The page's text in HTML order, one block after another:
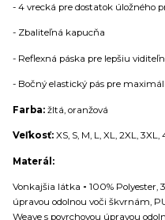
- 4 vrecká pre dostatok úložného
- Zbaliteľná kapucňa
- Reflexná páska pre lepšiu
- Bočný elastický pás pre
Farba: žltá, oranžová
Veľkosť: XS, S, M, L, XL, 2XL, 3XL,
Materál:
Vonkajšia látka - 100% Polyester,
úpravou odolnou voči škvrnám,
Weave s povrchovou úpravou